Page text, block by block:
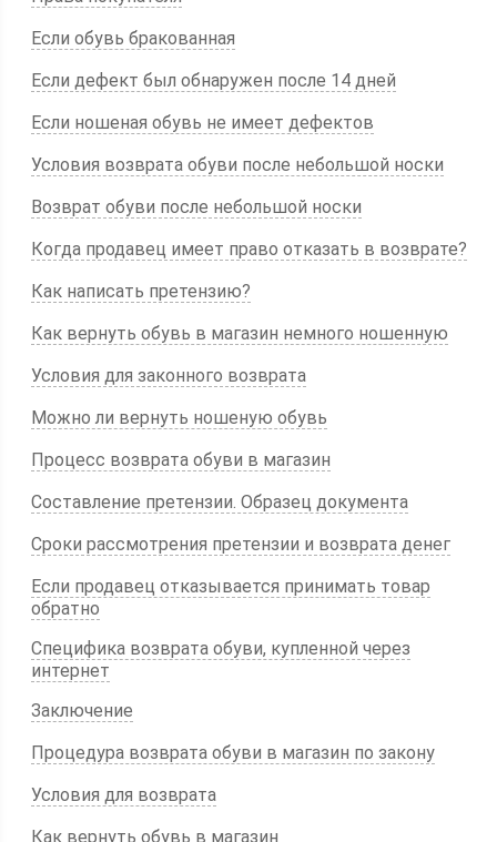
Если обувь бракованная
Если дефект был обнаружен после 14 дней
Если ношеная обувь не имеет дефектов
Условия возврата обуви после небольшой носки
Возврат обуви после небольшой носки
Когда продавец имеет право отказать в возврате?
Как написать претензию?
Как вернуть обувь в магазин немного ношенную
Условия для законного возврата
Можно ли вернуть ношеную обувь
Процесс возврата обуви в магазин
Составление претензии. Образец документа
Сроки рассмотрения претензии и возврата денег
Если продавец отказывается принимать товар
обратно
Специфика возврата обуви, купленной через
интернет
Заключение
Процедура возврата обуви в магазин по закону
Условия для возврата
Как вернуть обувь в магазин